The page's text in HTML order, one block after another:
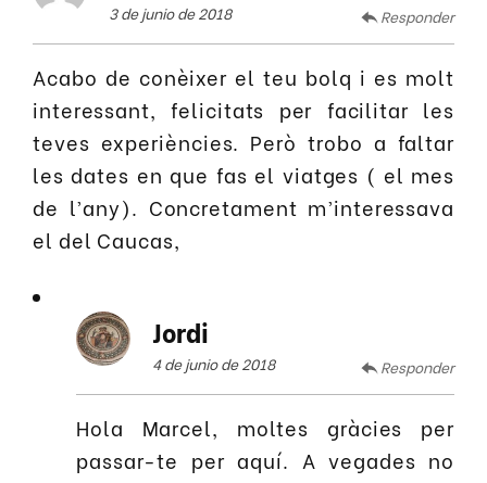
3 de junio de 2018 Responder
Acabo de conèixer el teu bolq i es molt
interessant, felicitats per facilitar les
teves experiències. Però trobo a faltar
les dates en que fas el viatges ( el mes
de l’any). Concretament m’interessava
el del Caucas,
Jordi
4 de junio de 2018 Responder
Hola Marcel, moltes gràcies per
passar-te per aquí. A vegades no